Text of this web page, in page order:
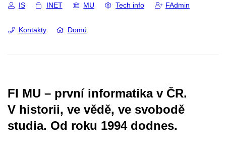
IS INET MU Tech info FAdmin
Kontakty Domů
FI MU – první informatika v ČR.
V historii, ve vědě, ve svobodě
studia. Od roku 1994 dodnes.